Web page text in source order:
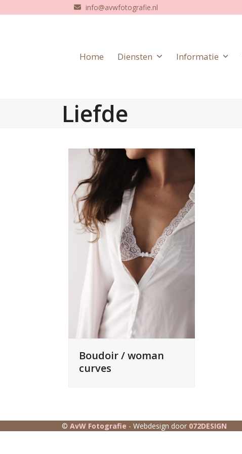
to
info@avwfotografie.nl
Home Diensten Informatie
Liefde
Boudoir / woman
curves
© AvW Fotografie - Webdesign door 072DESIGN